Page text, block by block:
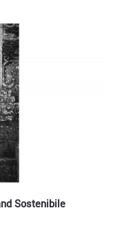
Sostenibile